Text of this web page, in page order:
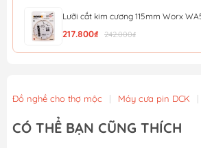
Lưỡi cắt kim cương 115mm Worx
217.800₫ 242.000₫
Dao tiện ích có lưỡi cắt, lưỡi dao cố
199.595₫
Đồ nghề cho thợ mộc | Máy cưa pin DCK |
CÓ THỂ BẠN CŨNG THÍCH